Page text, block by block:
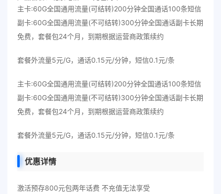
主卡:60G全国通用流量(可结转)200分钟全国通话100条短信
副卡:60G全国通用流量(不可结转)300分钟全国通话副卡长期
免费，套餐包24个月，到期根据运营商政策续约
套餐外流量5元/G，通话0.15元/分钟，短信0.1元/条
主卡:60G全国通用流量(可结转)200分钟全国通话100条短信
副卡:60G全国通用流量(不可结转)300分钟全国通话副卡长期
免费，套餐包24个月，到期根据运营商政策续约
套餐外流量5元/G，通话0.15元/分钟，短信0.1元/条
优惠详情
激活预存800元包两年话费 不充值无法享受